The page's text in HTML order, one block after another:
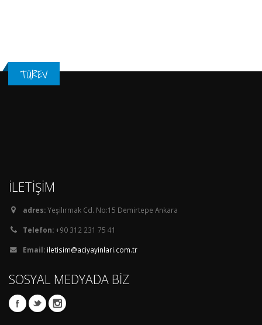
TÜREV
İLETİŞİM
adres:Yeşilırmak Cd. No:15 Demirtepe Ankara
Telefon:+90 312 231 75 41
Email: iletisim@aciyayinlari.com.tr
SOSYAL MEDYADA BİZ